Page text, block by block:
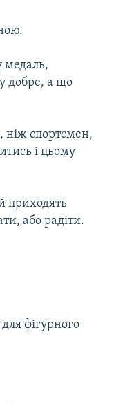
медаль,
добре, а що
ніж спортсмен,
і цьому
приходять
або радіти.
фігурного